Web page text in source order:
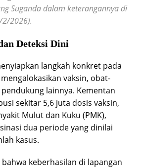
Suganda dalam keterangannya di
2/2026).
Deteksi Dini
langkah konkret pada
vaksin, obat-
lainnya. Kementan
sekitar 5,6 juta dosis vaksin,
Mulut dan Kuku (PMK),
dua periode yang dinilai
kasus.
keberhasilan di lapangan